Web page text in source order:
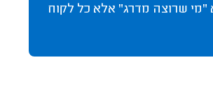
"מי שרוצה מדרג" אלא כל לקוח